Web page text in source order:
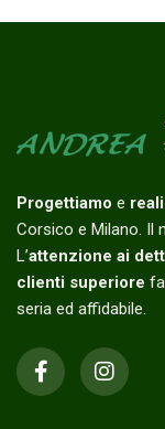
Progettiamo e
Corsico e Milano. Il
L’attenzione ai
clienti superiore
seria ed affidabile.